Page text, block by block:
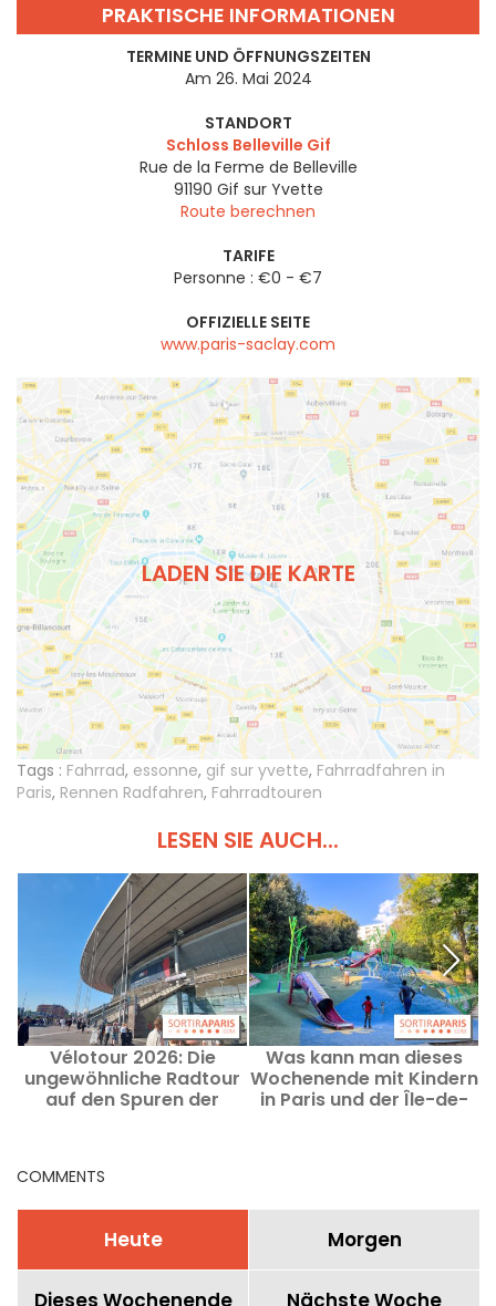
PRAKTISCHE INFORMATIONEN
TERMINE UND ÖFFNUNGSZEITEN
Am 26. Mai 2024
STANDORT
Schloss Belleville Gif
Rue de la Ferme de Belleville
91190 Gif sur Yvette
Route berechnen
TARIFE
Personne : €0 - €7
OFFIZIELLE SEITE
www.paris-saclay.com
LADEN SIE DIE KARTE
Tags : Fahrrad, essonne, gif sur yvette, Fahrradfahren in
Paris, Rennen Radfahren, Fahrradtouren
LESEN SIE AUCH...
Vélotour 2026: Die
ungewöhnliche Radtour
auf den Spuren der
Was kann man dieses
Wochenende mit Kindern
in Paris und der Île-de-
COMMENTS
Heute Morgen
Dieses Wochenende Nächste Woche